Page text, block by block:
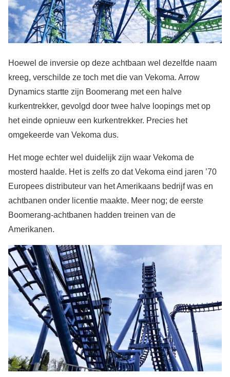
Hoewel de inversie op deze achtbaan wel dezelfde naam
kreeg, verschilde ze toch met die van Vekoma. Arrow
Dynamics startte zijn Boomerang met een halve
kurkentrekker, gevolgd door twee halve loopings met op
het einde opnieuw een kurkentrekker. Precies het
omgekeerde van Vekoma dus.
Het moge echter wel duidelijk zijn waar Vekoma de
mosterd haalde. Het is zelfs zo dat Vekoma eind jaren ’70
Europees distributeur van het Amerikaans bedrijf was en
achtbanen onder licentie maakte. Meer nog; de eerste
Boomerang-achtbanen hadden treinen van de
Amerikanen.